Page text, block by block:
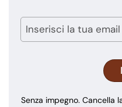
Senza impegno. Cancella